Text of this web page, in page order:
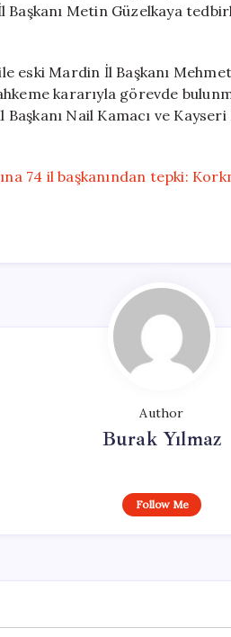
Başkanı Metin Güzelkaya
eski Mardin İl Başkanı
kararıyla görevde
Nail Kamacı ve
74 il başkanından tepki:
Author
Burak Yılmaz
Follow Me